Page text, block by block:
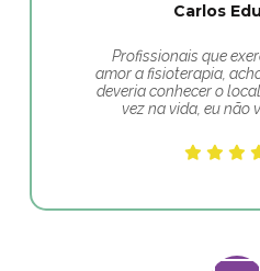
Carlos
Profissionais que
amor a fisioterapia,
deveria conhecer o
vez na vida, eu não